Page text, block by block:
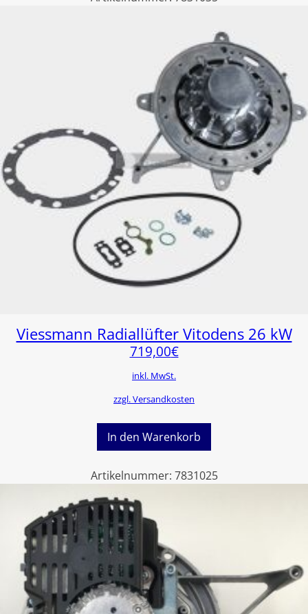
Viessmann Radiallüfter Vitodens 26 kW
719,00€
inkl. MwSt.
zzgl. Versandkosten
In den Warenkorb
Artikelnummer: 7831025